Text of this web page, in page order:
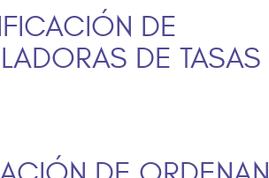
DE
DE TASAS